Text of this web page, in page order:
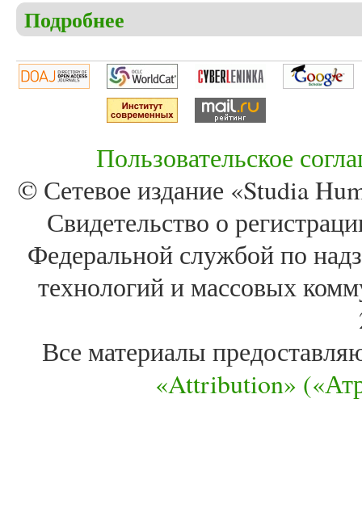
Подробнее
Пользовательское
© Сетевое издание «Studia
Свидетельство о
Федеральной службой по
технологий и массовых
Все материалы
«Attribution»